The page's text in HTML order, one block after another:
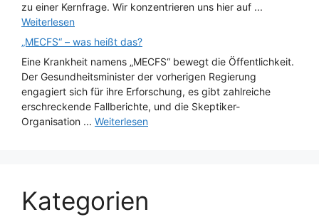
zu einer Kernfrage. Wir konzentrieren uns hier auf ...
Weiterlesen
„MECFS“ – was heißt das?
Eine Krankheit namens „MECFS“ bewegt die Öffentlichkeit.
Der Gesundheitsminister der vorherigen Regierung
engagiert sich für ihre Erforschung, es gibt zahlreiche
erschreckende Fallberichte, und die Skeptiker-
Organisation ... Weiterlesen
Kategorien